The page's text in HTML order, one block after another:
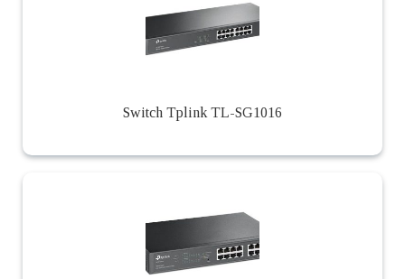
Switch Tplink TL-SG1016